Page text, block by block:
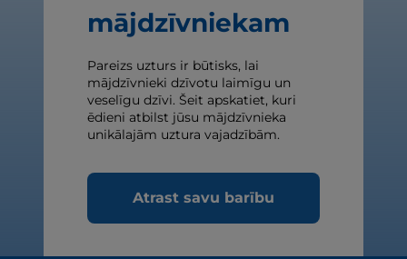
mājdzīvniekam
Pareizs uzturs ir būtisks, lai
mājdzīvnieki dzīvotu laimīgu un
veselīgu dzīvi. Šeit apskatiet, kuri
ēdieni atbilst jūsu mājdzīvnieka
unikālajām uztura vajadzībām.
Atrast savu barību